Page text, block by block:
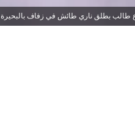
طالب بطلق ناري طائش في زفاف بالبحيرة